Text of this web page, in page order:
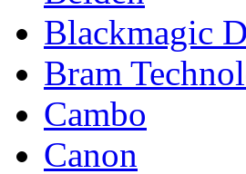
Blackmagic
Bram
Cambo
Canon